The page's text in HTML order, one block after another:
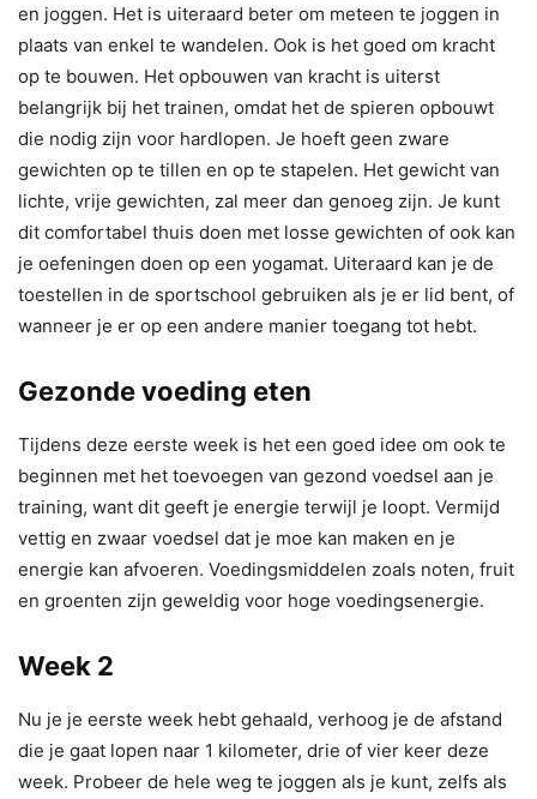
en joggen. Het is uiteraard beter om meteen te joggen in
plaats van enkel te wandelen. Ook is het goed om kracht
op te bouwen. Het opbouwen van kracht is uiterst
belangrijk bij het trainen, omdat het de spieren opbouwt
die nodig zijn voor hardlopen. Je hoeft geen zware
gewichten op te tillen en op te stapelen. Het gewicht van
lichte, vrije gewichten, zal meer dan genoeg zijn. Je kunt
dit comfortabel thuis doen met losse gewichten of ook kan
je oefeningen doen op een yogamat. Uiteraard kan je de
toestellen in de sportschool gebruiken als je er lid bent, of
wanneer je er op een andere manier toegang tot hebt.
Gezonde voeding eten
Tijdens deze eerste week is het een goed idee om ook te
beginnen met het toevoegen van gezond voedsel aan je
training, want dit geeft je energie terwijl je loopt. Vermijd
vettig en zwaar voedsel dat je moe kan maken en je
energie kan afvoeren. Voedingsmiddelen zoals noten, fruit
en groenten zijn geweldig voor hoge voedingsenergie.
Week 2
Nu je je eerste week hebt gehaald, verhoog je de afstand
die je gaat lopen naar 1 kilometer, drie of vier keer deze
week. Probeer de hele weg te joggen als je kunt, zelfs als